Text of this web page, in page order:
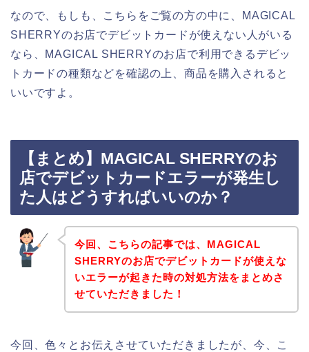
なので、もしも、こちらをご覧の方の中に、MAGICAL
SHERRYのお店でデビットカードが使えない人がいる
なら、MAGICAL SHERRYのお店で利用できるデビッ
トカードの種類などを確認の上、商品を購入されると
いいですよ。
【まとめ】MAGICAL SHERRYのお
店でデビットカードエラーが発生し
た人はどうすればいいのか？
今回、こちらの記事では、MAGICAL
SHERRYのお店でデビットカードが使えな
いエラーが起きた時の対処方法をまとめさ
せていただきました！
今回、色々とお伝えさせていただきましたが、今、こ